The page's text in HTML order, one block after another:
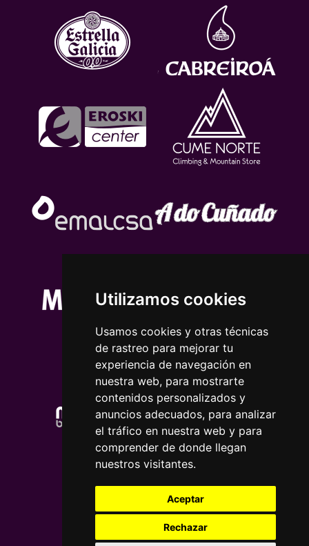
Utilizamos cookies
Usamos cookies y otras técnicas
de rastreo para mejorar tu
experiencia de navegación en
nuestra web, para mostrarte
contenidos personalizados y
anuncios adecuados, para analizar
el tráfico en nuestra web y para
comprender de donde llegan
nuestros visitantes.
Aceptar
Rechazar